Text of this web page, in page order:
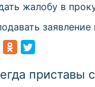
жалобу в
заявление
приставы